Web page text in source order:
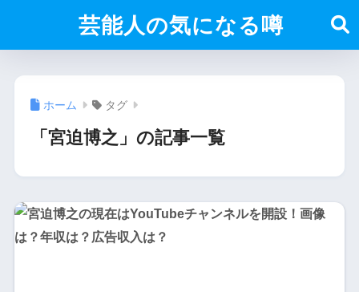
芸能人の気になる噂
ホーム タグ
「宮迫博之」の記事一覧